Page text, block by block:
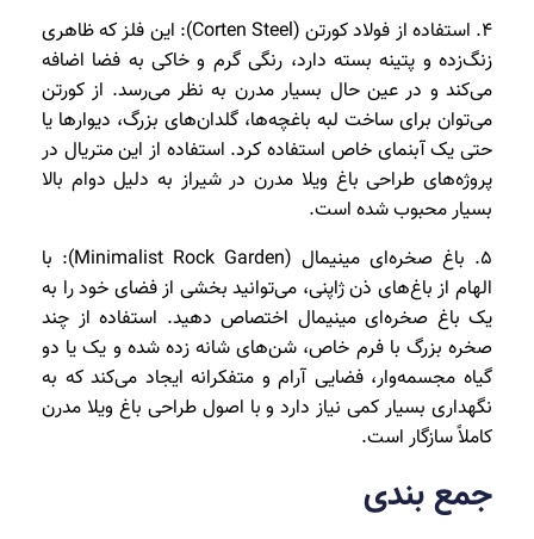
4. استفاده از فولاد کورتن (Corten Steel): این فلز که ظاهری
زنگ‌زده و پتینه‌ بسته دارد، رنگی گرم و خاکی به فضا اضافه
می‌کند و در عین حال بسیار مدرن به نظر می‌رسد. از کورتن
می‌توان برای ساخت لبه باغچه‌ها، گلدان‌های بزرگ، دیوارها یا
حتی یک آبنمای خاص استفاده کرد. استفاده از این متریال در
پروژه‌های طراحی باغ ویلا مدرن در شیراز به دلیل دوام بالا
بسیار محبوب شده است.
5. باغ صخره‌ای مینیمال (Minimalist Rock Garden): با
الهام از باغ‌های ذن ژاپنی، می‌توانید بخشی از فضای خود را به
یک باغ صخره‌ای مینیمال اختصاص دهید. استفاده از چند
صخره بزرگ با فرم خاص، شن‌های شانه زده شده و یک یا دو
گیاه مجسمه‌وار، فضایی آرام و متفکرانه ایجاد می‌کند که به
نگهداری بسیار کمی نیاز دارد و با اصول طراحی باغ ویلا مدرن
کاملاً سازگار است.
جمع بندی